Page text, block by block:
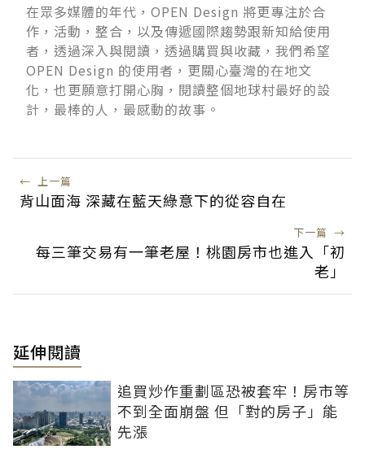
在眾多媒體的年代，OPEN Design 將更專注於合
作，活動，整合，以及傳遞國際趨勢跟新知給使用
者，透過深入與閱讀，透過購買與收藏，我們希望
OPEN Design 的使用者，更關心臺灣的在地文
化，也更願意打開心胸，閱讀整個地球村最好的設
計，最棒的人，最感動的故事。
← 上一篇
背山面海 深藏在藍天綠意下的從容自在
下一篇 →
每三筆交易有一筆老屋！桃園房市也進入「初
老」
延伸閱讀
追買炒作重劃區恐被套牢！房市等
不到全面崩盤 但「對的房子」能
先漲